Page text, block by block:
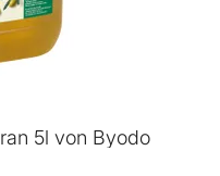
5l von Byodo